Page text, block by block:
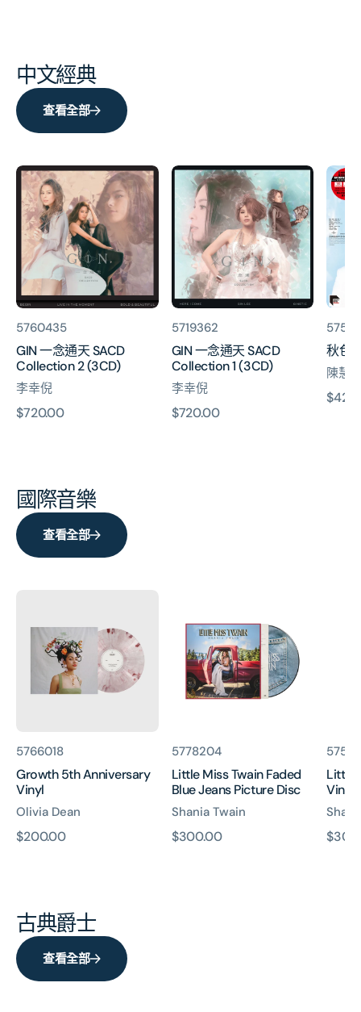
中文經典
查看全部
GIN
一
念
通
天
SACD
Collection
2
貨
號:
5760435
GIN 一念通天 SACD
Collection 2 (3CD)
李幸倪
原
$720.00
GIN
天
SACD
Collection
1
貨
號:
5719362
GIN 一念通天 SACD
Collection 1 (3CD)
李幸倪
原
$720.00
秋
色
(ARS
Vinyl)
貨
號:
秋色
陳慧
原
國際音樂
查看全部
Anniversary
Vinyl
貨
號:
5766018
Growth 5th Anniversary
Vinyl
Olivia Dean
原
$200.00
Twain
Faded
Blue
Jeans
Picture
貨
號:
5778204
Little Miss Twain Faded
Blue Jeans Picture Disc
Shania Twain
原
$300.00
貨
號:
Little
Vinyl)
原
古典爵士
查看全部